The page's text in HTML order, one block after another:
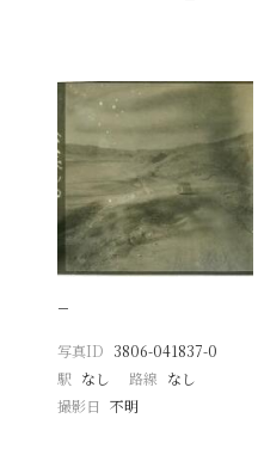
−
写真ID 3806-041837-0
駅 なし 路線 なし
撮影日
不明